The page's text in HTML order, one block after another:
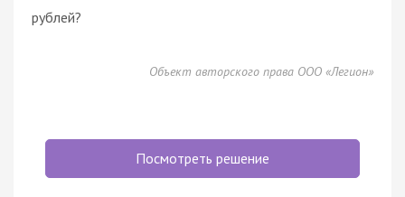
рублей?
Объект авторского права ООО «Легион»
Посмотреть решение